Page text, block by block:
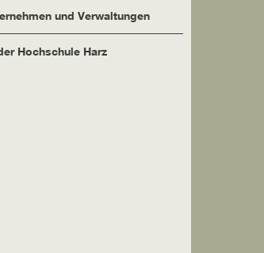
und Verwaltungen
Hochschule Harz